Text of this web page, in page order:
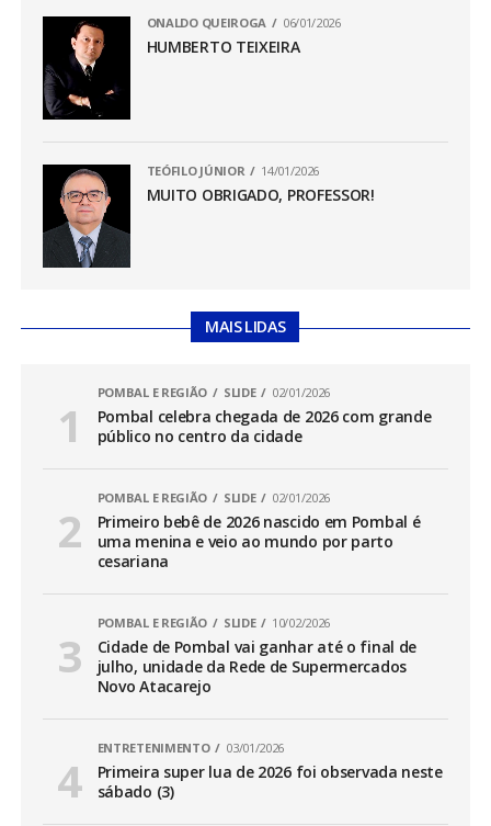
ONALDO QUEIROGA 06/01/2026
HUMBERTO TEIXEIRA
TEÓFILO JÚNIOR 14/01/2026
MUITO OBRIGADO, PROFESSOR!
MAIS LIDAS
POMBAL E REGIÃO SLIDE 02/01/2026
Pombal celebra chegada de 2026 com grande
público no centro da cidade
POMBAL E REGIÃO SLIDE 02/01/2026
Primeiro bebê de 2026 nascido em Pombal é
uma menina e veio ao mundo por parto
cesariana
POMBAL E REGIÃO SLIDE 10/02/2026
Cidade de Pombal vai ganhar até o final de
julho, unidade da Rede de Supermercados
Novo Atacarejo
ENTRETENIMENTO 03/01/2026
Primeira super lua de 2026 foi observada neste
sábado (3)